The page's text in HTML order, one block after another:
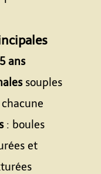
ans
souples
: boules
et